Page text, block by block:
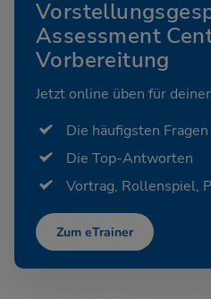
Assessment
Vorbereitung
Jetzt online üben für
Die häufigsten Fragen
Die Top-Antworten
Vortrag, Rollenspiel,
Zum eTrainer